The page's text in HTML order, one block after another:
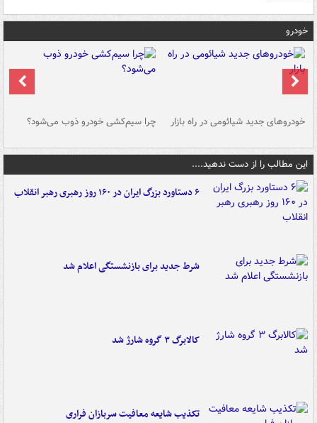
خودرو
خودروهای جدید شیائومی در راه بازار چرا سیم‌کشی خودرو ذوب می‌شود؟
این مطالب را از دست ندهید....
۶ دستاورد بزرگ ایران در ۱۶۰ روز رهبری رهبر انقلاب
شرط جدید برای بازنشستگی اعلام شد
کالابرگ ۳ گروه شارژ شد
تکذیب شایعه معافیت سربازان فراری